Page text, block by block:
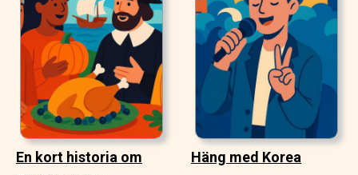
En kort historia om
Häng med Korea